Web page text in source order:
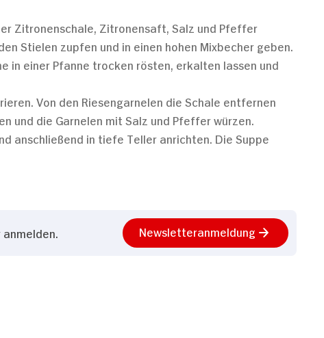
Zitronenschale, Zitronensaft, Salz und Pfeffer
Stielen zupfen und in einen hohen Mixbecher geben.
in einer Pfanne trocken rösten, erkalten lassen und
Von den Riesengarnelen die Schale entfernen
und die Garnelen mit Salz und Pfeffer würzen.
anschließend in tiefe Teller anrichten. Die Suppe
Newsletteranmeldung